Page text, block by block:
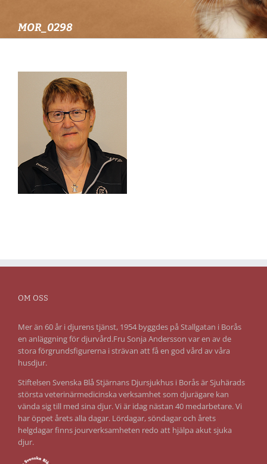
MOR_0298
OM OSS
Mer än 60 år i djurens tjänst, 1954 byggdes på Stallgatan i Borås
en anläggning för djurvård.Fru Sonja Andersson var en av de
stora förgrundsfigurerna i strävan att få en god vård av våra
husdjur.
Stiftelsen Svenska Blå Stjärnans Djursjukhus i Borås är Sjuhärads
största veterinärmedicinska verksamhet som djurägare kan
vända sig till med sina djur. Vi är idag nästan 40 medarbetare. Vi
har öppet årets alla dagar. Lördagar, söndagar och årets
helgdagar finns jourverksamheten redo att hjälpa akut sjuka
djur.